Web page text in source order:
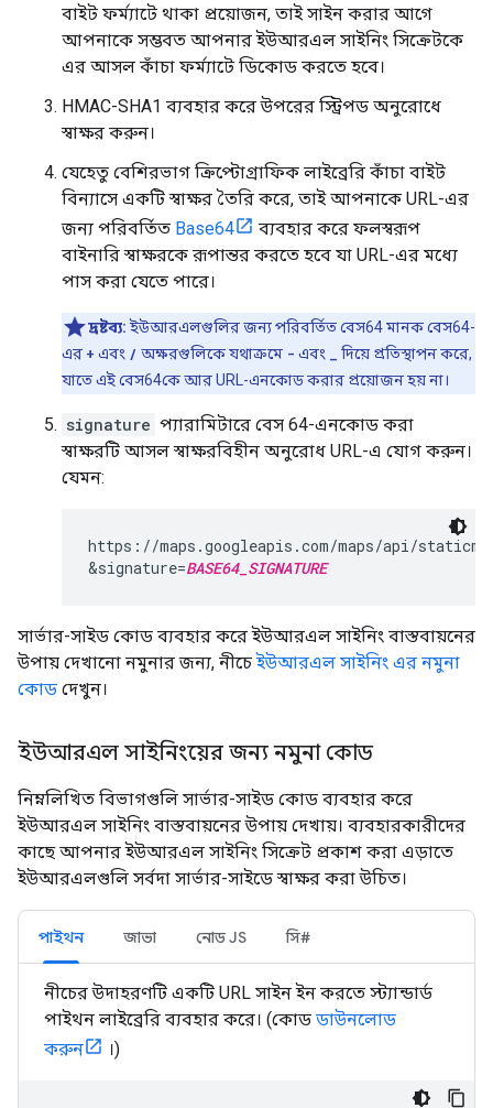
বাইট ফর্ম্যাটে থাকা প্রয়োজন, তাই সাইন করার আগে
আপনাকে সম্ভবত আপনার ইউআরএল সাইনিং সিক্রেটকে
এর আসল কাঁচা ফর্ম্যাটে ডিকোড করতে হবে।
HMAC-SHA1 ব্যবহার করে উপরের স্ট্রিপড অনুরোধে
স্বাক্ষর করুন।
যেহেতু বেশিরভাগ ক্রিপ্টোগ্রাফিক লাইব্রেরি কাঁচা বাইট
বিন্যাসে একটি স্বাক্ষর তৈরি করে, তাই আপনাকে URL-এর
জন্য পরিবর্তিত Base64
ব্যবহার করে ফলস্বরূপ
বাইনারি স্বাক্ষরকে রূপান্তর করতে হবে যা URL-এর মধ্যে
পাস করা যেতে পারে।
দ্রষ্টব্য:ইউআরএলগুলির জন্য পরিবর্তিত বেস64 মানক বেস64-
এর + এবং / অক্ষরগুলিকে যথাক্রমে - এবং
দিয়ে প্রতিস্থাপন করে,
যাতে এই বেস64কে আর URL-এনকোড করার প্রয়োজন হয় না।
signature প্যারামিটারে বেস 64-এনকোড করা
স্বাক্ষরটি আসল স্বাক্ষরবিহীন অনুরোধ URL-এ যোগ করুন।
যেমন:
https://maps.googleapis.com/maps/api/
&signature=BASE64_SIGNATURE
সার্ভার-সাইড কোড ব্যবহার করে ইউআরএল সাইনিং বাস্তবায়নের
উপায় দেখানো নমুনার জন্য, নীচেইউআরএল সাইনিং এর নমুনা
কোড দেখুন।
ইউআরএল সাইনিংয়ের জন্য নমুনা কোড
নিম্নলিখিত বিভাগগুলি সার্ভার-সাইড কোড ব্যবহার করে
ইউআরএল সাইনিং বাস্তবায়নের উপায় দেখায়। ব্যবহারকারীদের
কাছে আপনার ইউআরএল সাইনিং সিক্রেট প্রকাশ করা এড়াতে
ইউআরএলগুলি সর্বদা সার্ভার-সাইডে স্বাক্ষর করা উচিত।
পাইথন জাভা নোড JS সি#
নীচের উদাহরণটি একটি URL সাইন ইন করতে স্ট্যান্ডার্ড
পাইথন লাইব্রেরি ব্যবহার করে। (কোড ডাউনলোড
করুন
।)